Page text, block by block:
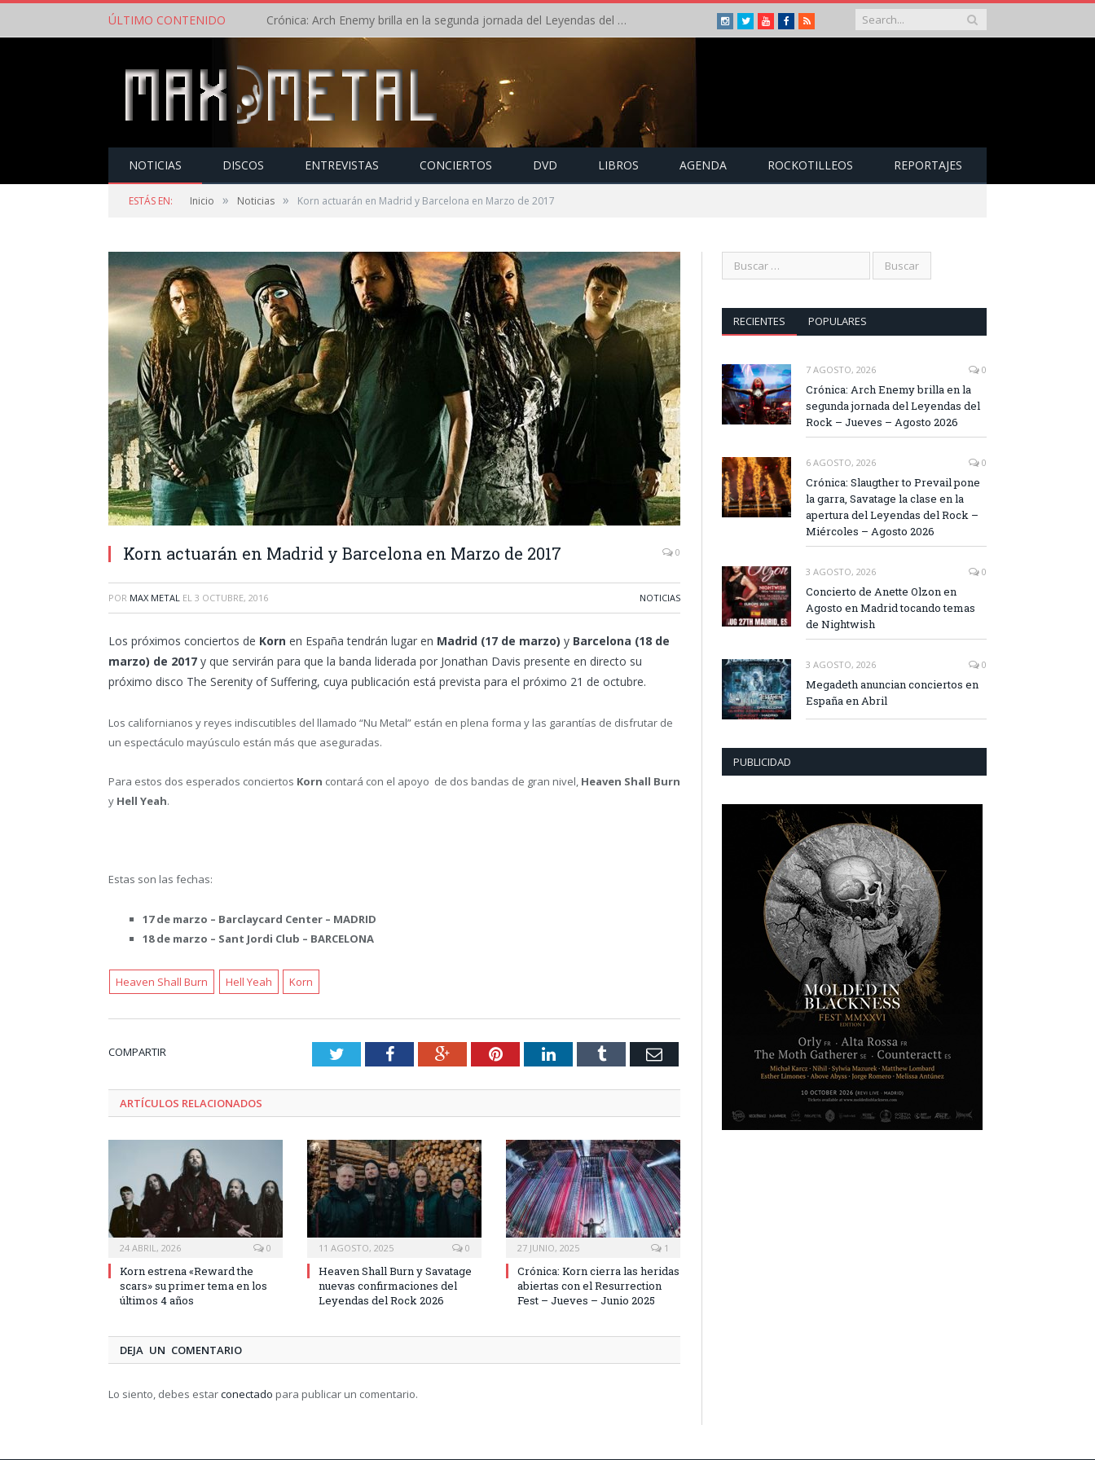
ÚLTIMO CONTENIDO Crónica: Arch Enemy brilla en la segunda jornada del Leyendas del Rock – Jueves – Agosto 2026 Instagram
TwitterYoutubeFacebook
RSS
NOTICIAS DISCOS ENTREVISTAS CONCIERTOS DVD LIBROS AGENDA ROCKOTILLEOS REPORTAJES
ESTÁS EN: Inicio » Noticias » Korn actuarán en Madrid y Barcelona en Marzo de 2017
Korn actuarán en Madrid y Barcelona en Marzo de 2017 0
POR MAX METAL EL 3 OCTUBRE, 2016 NOTICIAS
Los próximos conciertos de Korn en España tendrán lugar en Madrid (17 de marzo) y Barcelona (18 de
marzo) de 2017 y que servirán para que la banda liderada por Jonathan Davis presente en directo su
próximo disco The Serenity of Suffering, cuya publicación está prevista para el próximo 21 de octubre.
Los californianos y reyes indiscutibles del llamado “Nu Metal” están en plena forma y las garantías de disfrutar de
un espectáculo mayúsculo están más que aseguradas.
Para estos dos esperados conciertos Korn contará con el apoyo de dos bandas de gran nivel, Heaven Shall Burn
y Hell Yeah.
Estas son las fechas:
17 de marzo – Barclaycard Center – MADRID
18 de marzo – Sant Jordi Club – BARCELONA
Heaven Shall Burn Hell Yeah Korn
COMPARTIR TwitterFacebookGoogle+PinterestLinkedInTumblr Email
ARTÍCULOS RELACIONADOS
24 ABRIL, 2026 0
Korn estrena «Reward the
scars» su primer tema en los
últimos 4 años
11 AGOSTO, 2025 0
Heaven Shall Burn y Savatage
nuevas confirmaciones del
Leyendas del Rock 2026
27 JUNIO, 2025 1
Crónica: Korn cierra las heridas
abiertas con el Resurrection
Fest – Jueves – Junio 2025
DEJA UN COMENTARIO
Lo siento, debes estarconectado para publicar un comentario.
RECIENTES POPULARES
7 AGOSTO, 2026 0
Crónica: Arch Enemy brilla en la
segunda jornada del Leyendas del
Rock – Jueves – Agosto 2026
6 AGOSTO, 2026 0
Crónica: Slaugther to Prevail pone
la garra, Savatage la clase en la
apertura del Leyendas del Rock –
Miércoles – Agosto 2026
3 AGOSTO, 2026 0
Concierto de Anette Olzon en
Agosto en Madrid tocando temas
de Nightwish
3 AGOSTO, 2026 0
Megadeth anuncian conciertos en
España en Abril
PUBLICIDAD